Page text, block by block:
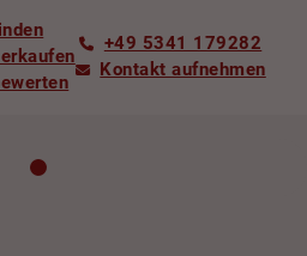
+49 5341 179282
Kontakt aufnehmen